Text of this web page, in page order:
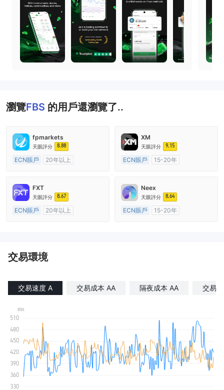
瀏覽FBS 的用戶還瀏覽了..
fpmarkets
天眼評分 8.88
ECN賬戶
20年以上
主標MT4
XM
天眼評分 9.15
ECN賬戶
15-20年
主標MT4
FXT
天眼評分 8.67
ECN賬戶
20年以上
Neex
天眼評分 8.64
ECN賬戶
15-20年
交易環境
交易速度 A 交易成本 AA 隔夜成本 AA 交易